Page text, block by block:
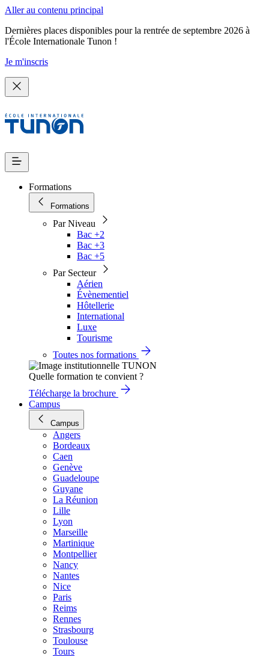
Aller au contenu principal
Dernières places disponibles pour la rentrée de septembre 2026 à
l'École Internationale Tunon !
Je m'inscris
Formations
Formations
Par Niveau
Bac +2
Bac +3
Bac +5
Par Secteur
Aérien
Évènementiel
Hôtellerie
International
Luxe
Tourisme
Toutes nos formations
Quelle formation te convient ?
Télécharge la brochure
Campus
Campus
Angers
Bordeaux
Caen
Genève
Guadeloupe
Guyane
La Réunion
Lille
Lyon
Marseille
Martinique
Montpellier
Nancy
Nantes
Nice
Paris
Reims
Rennes
Strasbourg
Toulouse
Tours